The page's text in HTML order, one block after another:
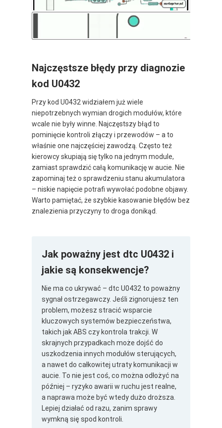
Najczęstsze błędy przy diagnozie
kod U0432
Przy kod U0432 widziałem już wiele
niepotrzebnych wymian drogich modułów, które
wcale nie były winne. Najczęstszy błąd to
pominięcie kontroli złączy i przewodów – a to
właśnie one najczęściej zawodzą. Często też
kierowcy skupiają się tylko na jednym module,
zamiast sprawdzić całą komunikację w aucie. Nie
zapominaj też o sprawdzeniu stanu akumulatora
– niskie napięcie potrafi wywołać podobne objawy.
Warto pamiętać, że szybkie kasowanie błędów bez
znalezienia przyczyny to droga donikąd.
Jak poważny jest dtc U0432 i
jakie są konsekwencje?
Nie ma co ukrywać – dtc U0432 to poważny
sygnał ostrzegawczy. Jeśli zignorujesz ten
problem, możesz stracić wsparcie
kluczowych systemów bezpieczeństwa,
takich jak ABS czy kontrola trakcji. W
skrajnych przypadkach może dojść do
uszkodzenia innych modułów sterujących,
a nawet do całkowitej utraty komunikacji w
aucie. To nie jest coś, co można odłożyć na
później – ryzyko awarii w ruchu jest realne,
a naprawa może być wtedy dużo droższa.
Lepiej działać od razu, zanim sprawy
wymkną się spod kontroli.